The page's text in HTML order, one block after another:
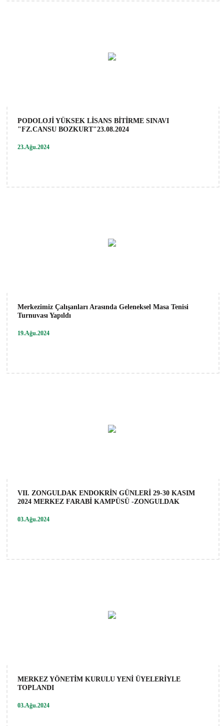
PODOLOJİ YÜKSEK LİSANS BİTİRME SINAVI
"FZ.CANSU BOZKURT"23.08.2024
23.Ağu.2024
Merkezimiz Çalışanları Arasında Geleneksel Masa Tenisi
Turnuvası Yapıldı
19.Ağu.2024
VII. ZONGULDAK ENDOKRİN GÜNLERİ 29-30 KASIM
2024 MERKEZ FARABİ KAMPÜSÜ -ZONGULDAK
03.Ağu.2024
MERKEZ YÖNETİM KURULU YENİ ÜYELERİYLE
TOPLANDI
03.Ağu.2024